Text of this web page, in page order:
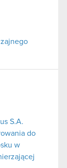
S.A.
do
w